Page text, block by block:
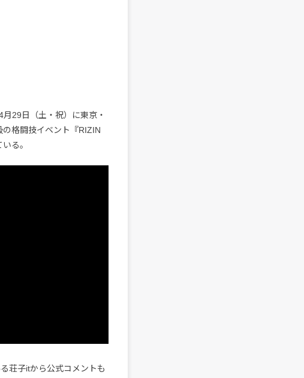
29日（土・祝）に東京・
格闘技イベント『RIZIN
る。
荘子itから公式コメントも